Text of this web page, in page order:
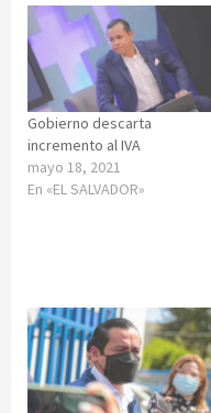
Gobierno descarta
incremento al IVA
mayo 18, 2021
En «EL SALVADOR»